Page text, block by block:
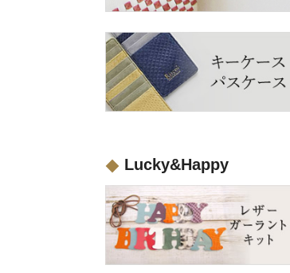
Lucky&Happy